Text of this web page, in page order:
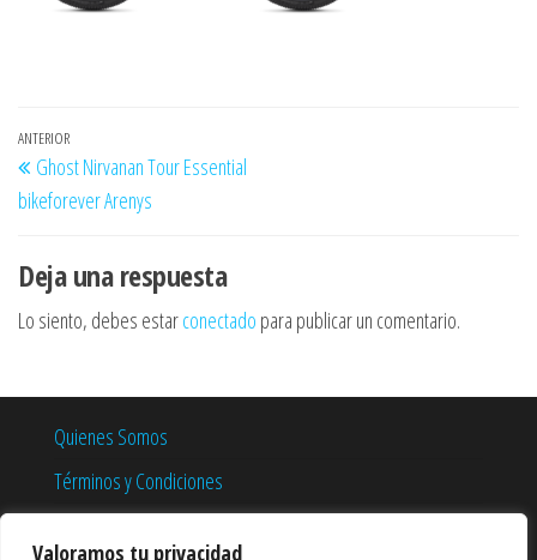
Valoramos tu privacidad
Navegación
de
entradas
Entrada
anterior
ANTERIOR
Ghost Nirvanan Tour Essential
bikeforever Arenys
Deja una respuesta
Lo siento, debes estarconectado para publicar un comentario.
Quienes Somos
Términos y Condiciones